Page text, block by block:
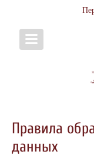
Правила
данных